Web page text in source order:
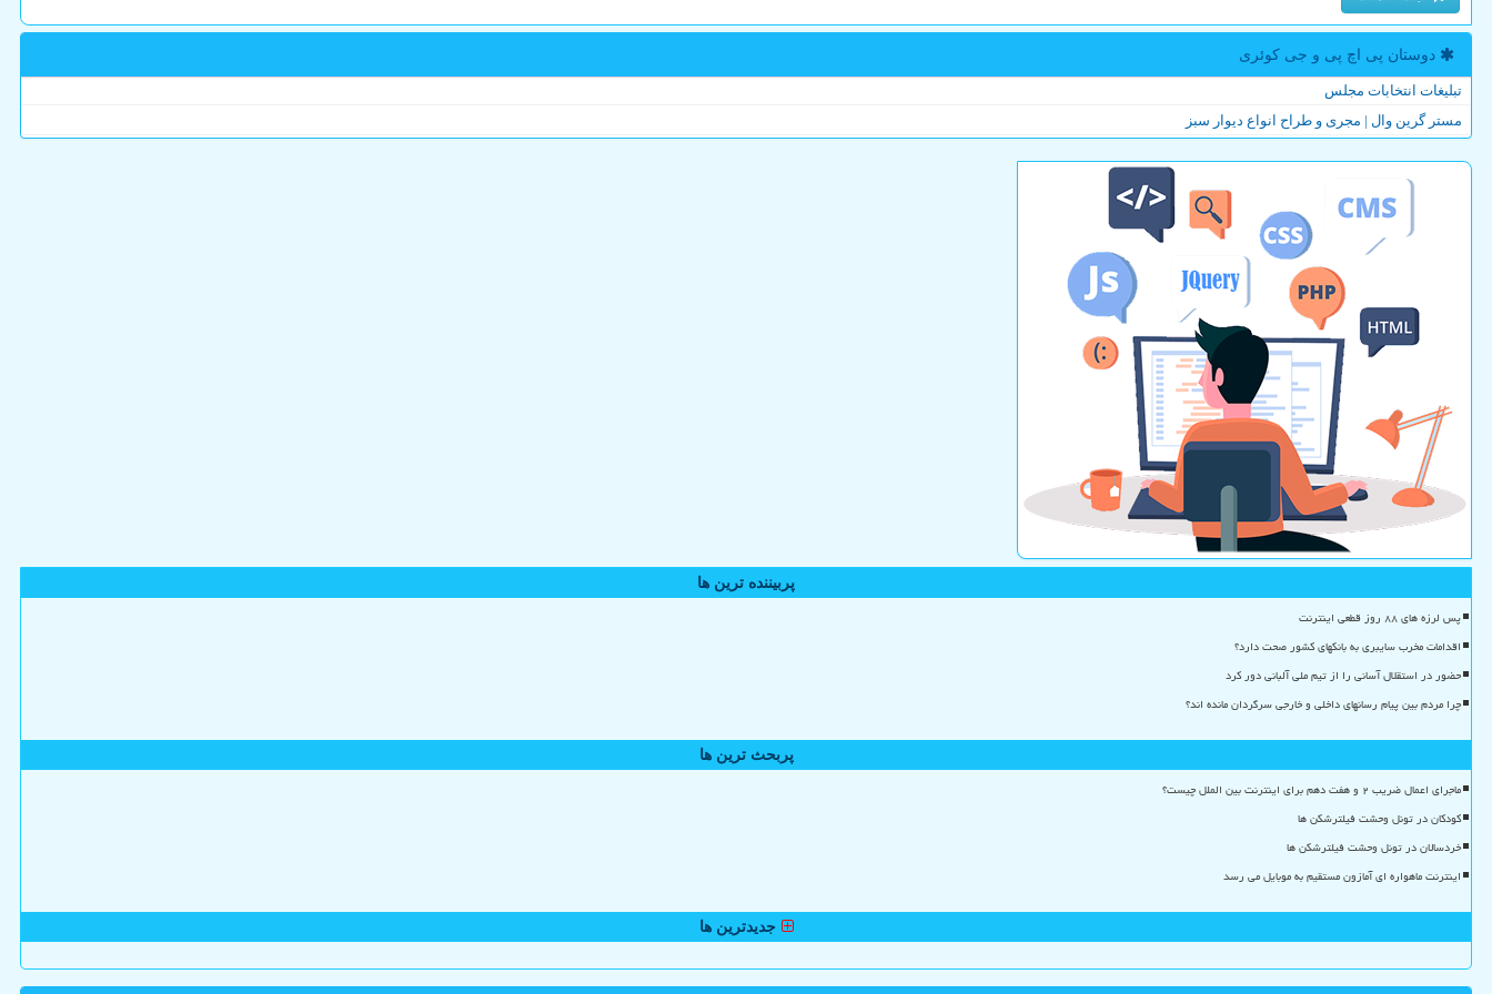
دوستان پی اچ پی و جی كوئری
تبلیغات انتخابات مجلس
مستر گرین وال | مجری و طراح انواع دیوار سبز
پربیننده ترین ها
پس لرزه های ۸۸ روز قطعی اینترنت
اقدامات مخرب سایبری به بانکهای کشور صحت دارد؟
حضور در استقلال آسانی را از تیم ملی آلبانی دور کرد
چرا مردم بین پیام رسانهای داخلی و خارجی سرگردان مانده اند؟
پربحث ترین ها
ماجرای اعمال ضریب ۲ و هفت دهم برای اینترنت بین الملل چیست؟
کودکان در تونل وحشت فیلترشکن ها
خردسالان در تونل وحشت فیلترشکن ها
اینترنت ماهواره ای آمازون مستقیم به موبایل می رسد
جدیدترین ها